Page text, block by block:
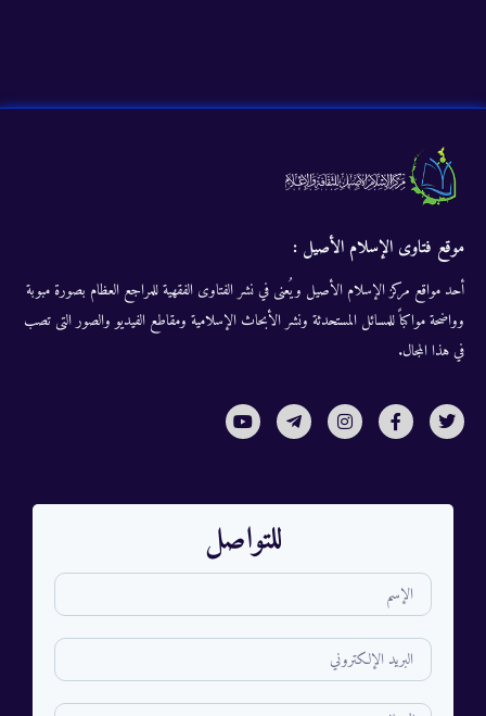
موقع فتاوى الإسلام الأصيل :
أحد مواقع مركز الإسلام الأصيل ويُعنى في نشر الفتاوى الفقهية للمراجع العظام بصورة مبوبة
وواضحة مواكباً للمسائل المستحدثة ونشر الأبحاث الإسلامية ومقاطع الفيديو والصور التى تصب
في هذا المجال.
للتواصل